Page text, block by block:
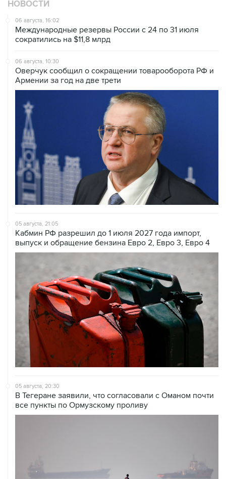
НОВОСТИ
06 августа, 16:02
Международные резервы России с 24 по 31 июля
сократились на $11,8 млрд
06 августа, 10:30
Оверчук сообщил о сокращении товарооборота РФ и
Армении за год на две трети
05 августа, 21:05
Кабмин РФ разрешил до 1 июля 2027 года импорт,
выпуск и обращение бензина Евро 2, Евро 3, Евро 4
05 августа, 20:30
В Тегеране заявили, что согласовали с Оманом почти
все пункты по Ормузскому проливу